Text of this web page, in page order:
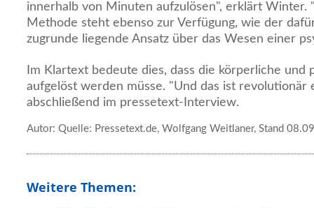
innerhalb von Minuten aufzulösen", erklärt
Methode steht ebenso zur Verfügung, wie der
zugrunde liegende Ansatz über das Wesen einer
Im Klartext bedeute dies, dass die körperliche und
aufgelöst werden müsse. "Und das ist revolutionär
abschließend im pressetext-Interview.
Autor: Quelle: Pressetext.de, Wolfgang Weitlaner, Stand
Weitere Themen: